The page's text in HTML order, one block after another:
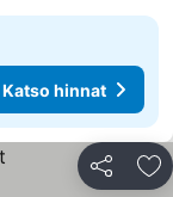
Katso hinnat
Jaa